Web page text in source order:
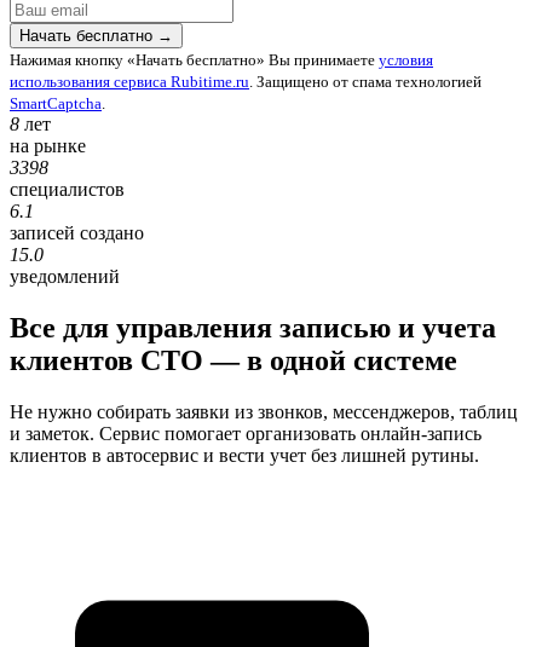
Начать бесплатно →
Нажимая кнопку «Начать бесплатно» Вы принимаете условия
использования сервиса Rubitime.ru . Защищено от спама технологией
SmartCaptcha
8 лет
на рынке
3398
специалистов
6.1
записей создано
15.0
уведомлений
Все для управления записью и учета
клиентов СТО — в одной системе
Не нужно собирать заявки из звонков, мессенджеров, таблиц
и заметок. Сервис помогает организовать онлайн-запись
клиентов в автосервис и вести учет без лишней рутины.